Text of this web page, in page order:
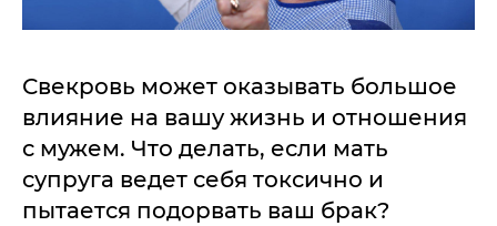
Свекровь может оказывать большое
влияние на вашу жизнь и отношения
с мужем. Что делать, если мать
супруга ведет себя токсично и
пытается подорвать ваш брак?